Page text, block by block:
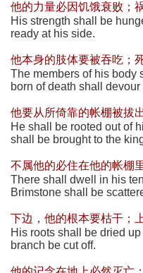
他的力量必因饥饿衰败；
His strength shall be
ready at his side.
他本身的肢体要被吞吃；
The members of his body
born of death shall
他要从所倚靠的帐棚被拔
He shall be rooted out of
shall be brought to the
不属他的必住在他的帐棚
There shall dwell in his
Brimstone shall be
下边，他的根本要枯干；
His roots shall be dried
branch be cut off.